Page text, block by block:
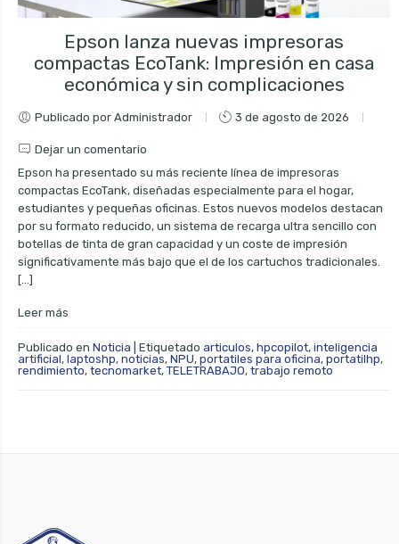
Epson lanza nuevas impresoras
compactas EcoTank: Impresión en casa
económica y sin complicaciones
Publicado por Administrador 3 de agosto de 2026
Dejar un comentario
Epson ha presentado su más reciente línea de impresoras
compactas EcoTank, diseñadas especialmente para el hogar,
estudiantes y pequeñas oficinas. Estos nuevos modelos destacan
por su formato reducido, un sistema de recarga ultra sencillo con
botellas de tinta de gran capacidad y un coste de impresión
significativamente más bajo que el de los cartuchos tradicionales.
[…]
Leer más
Publicado en Noticia Etiquetado articulos, hpcopilot, inteligencia
artificial, laptoshp, noticias, NPU, portatiles para oficina, portatilhp,
rendimiento, tecnomarket, TELETRABAJO, trabajo remoto